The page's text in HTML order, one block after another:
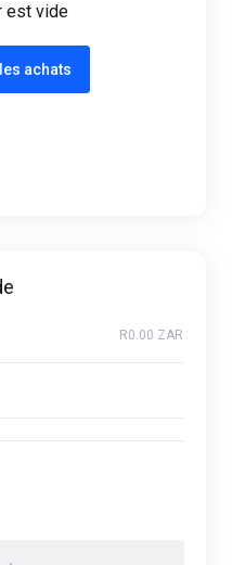
est vide
achats
R0.00 ZAR